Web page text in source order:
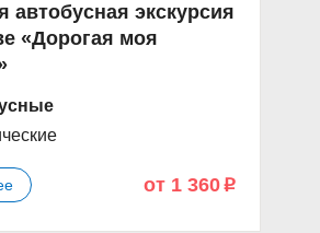
автобусная экскурсия
«Дорогая моя
от 1 360 p